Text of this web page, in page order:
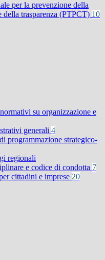
per la prevenzione della
della trasparenza (PTPCT) 10
su organizzazione e
generali 4
programmazione strategico-
regionali
e codice di condotta 7
cittadini e imprese 20